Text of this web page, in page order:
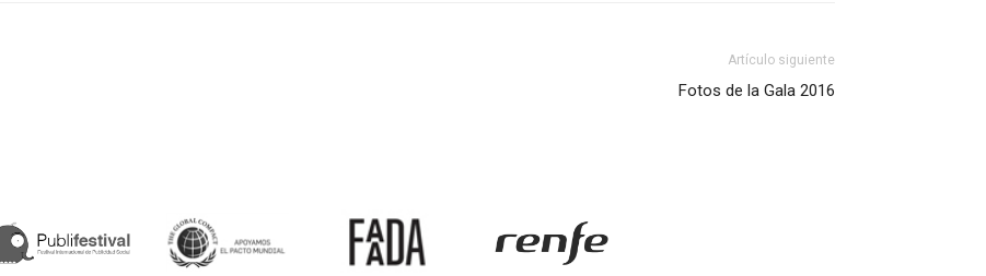
Artículo siguiente
Fotos de la Gala 2016